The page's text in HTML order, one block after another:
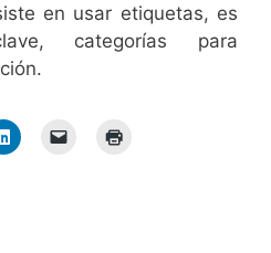
en usar etiquetas, es
categorías para